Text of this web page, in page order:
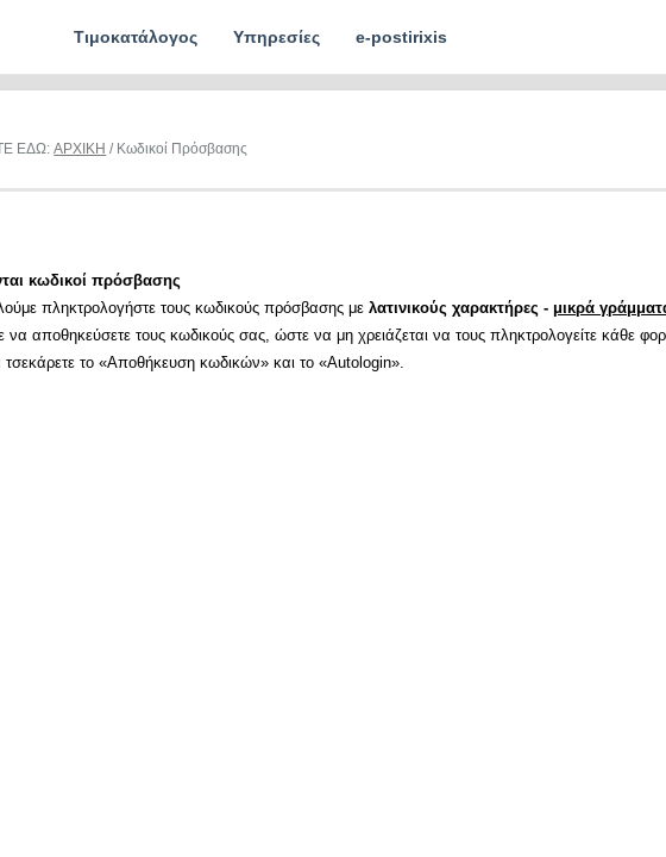
Τιμοκατάλογος Υπηρεσίες e-postirixis
ΕΔΩ:ΑΡΧΙΚΗ / Κωδικοί Πρόσβασης
κωδικοί πρόσβασης
πληκτρολογήστε τους κωδικούς πρόσβασης μελατινικούς χαρακτήρες - μικρά
να αποθηκεύσετε τους κωδικούς σας, ώστε να μη χρειάζεται να τους πληκτρολογείτε κάθε
τσεκάρετε το «Αποθήκευση κωδικών» και το «Autologin».